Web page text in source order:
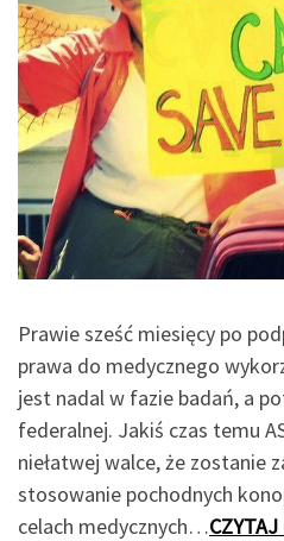
Prawie sześć miesięcy po
prawa do medycznego
jest nadal w fazie badań, a
federalnej. Jakiś czas temu
niełatwej walce, że zostanie
stosowanie pochodnych
celach medycznych…CZYTAJ